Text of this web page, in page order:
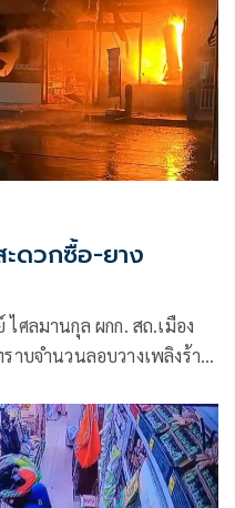
ะดวกซื้อ-ยาง
ศลมานกุล ผกก. สถ.เมือง
าบจำนวนลอบวางเพลิงร้าน